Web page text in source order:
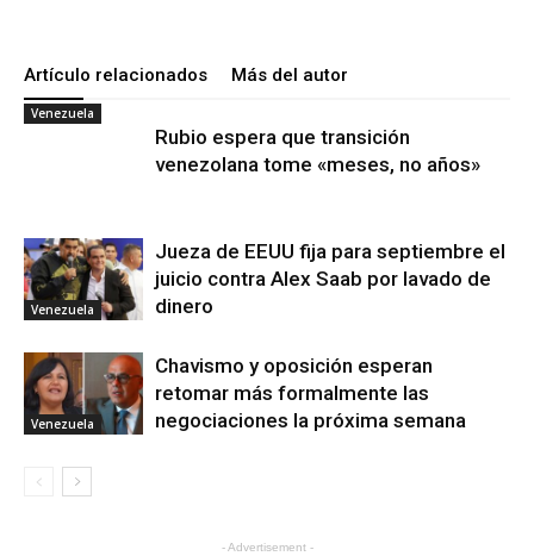
Artículo relacionados Más del autor
Venezuela
Rubio espera que transición
venezolana tome «meses, no años»
Venezuela
Jueza de EEUU fija para septiembre el
juicio contra Alex Saab por lavado de
dinero
Venezuela
Chavismo y oposición esperan
retomar más formalmente las
negociaciones la próxima semana
- Advertisement -